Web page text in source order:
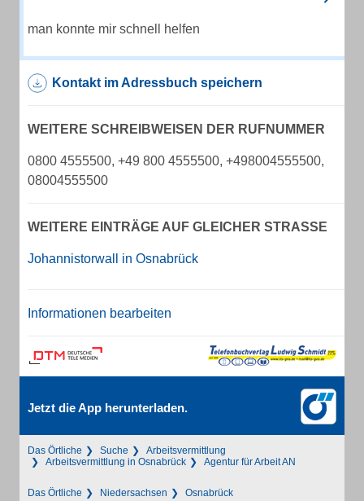
man konnte mir schnell helfen
Kontakt im Adressbuch speichern
WEITERE SCHREIBWEISEN DER RUFNUMMER
0800 4555500, +49 800 4555500, +498004555500,
08004555500
WEITERE EINTRÄGE AUF GLEICHER STRASSE
Johannistorwall in Osnabrück
Informationen bearbeiten
Jetzt die App herunterladen.
Das Örtliche Suche
Arbeitsvermittlung
Arbeitsvermittlung in Osnabrück
Agentur für Arbeit AN
Das Örtliche Niedersachsen Osnabrück